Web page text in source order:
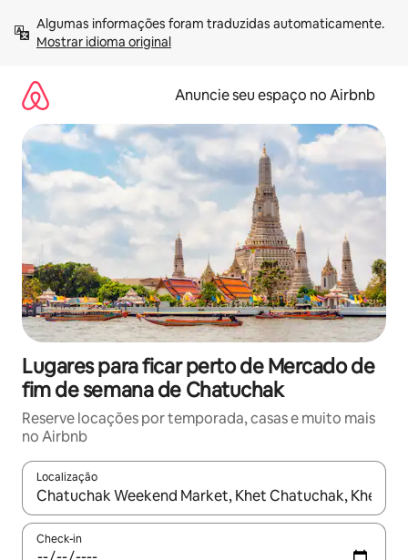
para
Mostrar idioma original
Anuncie seu espaço no Airbnb
Lugares para ficar perto de Mercado de
fim de semana de Chatuchak
Reserve locações por temporada, casas e muito mais
no Airbnb
Localização
Quando os resultados estiverem disponíveis, explore-os
Check-in